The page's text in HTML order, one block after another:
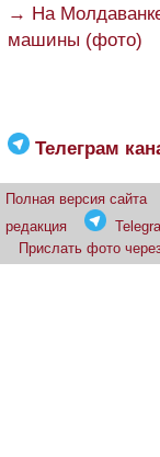
→ На
машины (фото)
Телеграм
Полная версия сайта
редакция
Прислать фото